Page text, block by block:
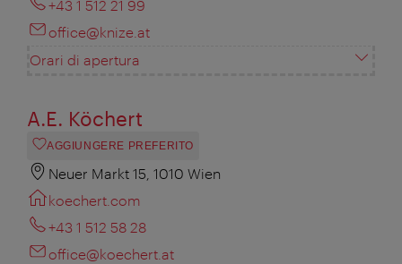
+43 1 512 21 99
office@knize.at
Orari di apertura
A.E. Köchert
AGGIUNGERE PREFERITO
Neuer Markt 15, 1010 Wien
koechert.com
+43 1 512 58 28
office@koechert.at